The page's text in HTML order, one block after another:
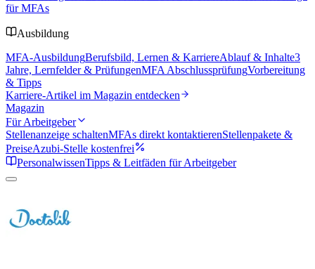
für MFAs
Ausbildung
MFA-AusbildungBerufsbild, Lernen & KarriereAblauf & Inhalte3
Jahre, Lernfelder & PrüfungenMFA AbschlussprüfungVorbereitung
& Tipps
Karriere-Artikel im Magazin entdecken
Magazin
Für Arbeitgeber
Stellenanzeige schaltenMFAs direkt kontaktierenStellenpakete &
PreiseAzubi-Stelle kostenfrei
PersonalwissenTipps & Leitfäden für Arbeitgeber